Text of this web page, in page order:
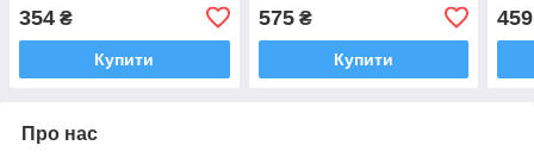
A505 Galaxy A50, оригінал
Китай
354 ₴
Купити
575₴
Купити
459
Про нас